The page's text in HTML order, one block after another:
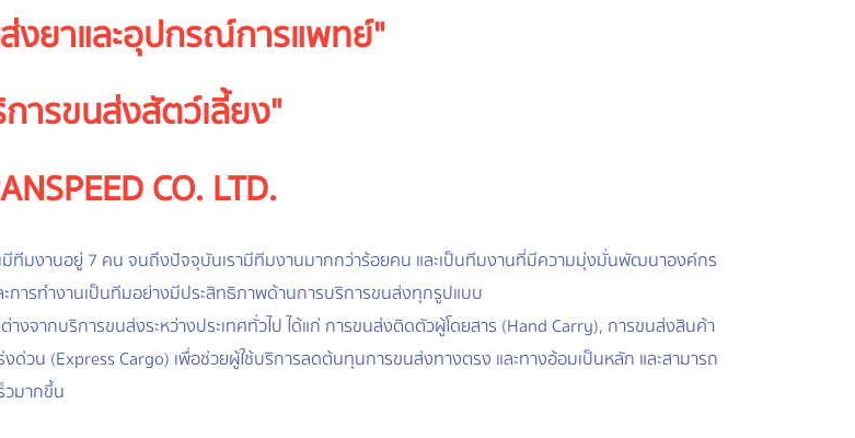
งยาและอุปกรณ์การแพทย์"
ารขนส่งสัตว์เลี้ยง"
CO. LTD.
มีทีมงานอยู่ 7 คน จนถึงปัจจุบันเรามีทีมงานมากกว่าร้อยคน และเป็นทีมงานที่มีความมุ่งมั่นพัฒนาองค์กร
ะการทำงานเป็นทีมอย่างมีประสิทธิภาพด้านการบริการขนส่งทุกรูปแบบ
กบริการขนส่งระหว่างประเทศทั่วไป ได้แก่ การขนส่งติดตัวผู้โดยสาร (Hand Carry), การขนส่งสินค้า
ด่วน (Express Cargo) เพื่อช่วยผู้ใช้บริการลดต้นทุนการขนส่งทางตรง และทางอ้อมเป็นหลัก และสามารถ
มากขึ้น